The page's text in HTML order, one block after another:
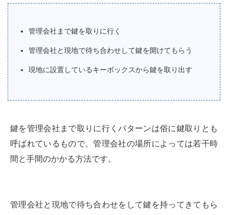
管理会社まで鍵を取りに行く
管理会社と現地で待ち合わせして鍵を開けてもらう
現地に設置しているキーボックスから鍵を取り出す
鍵を管理会社まで取りに行くパターンは俗に鍵取りとも
呼ばれているもので、管理会社の場所によっては若干時
間と手間のかかる方法です。
管理会社と現地で待ち合わせをして鍵を持ってきてもら